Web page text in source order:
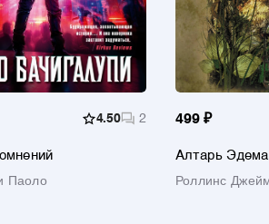
4.50 2
Паоло
499 ₽
Алтарь Эдема
Роллинс